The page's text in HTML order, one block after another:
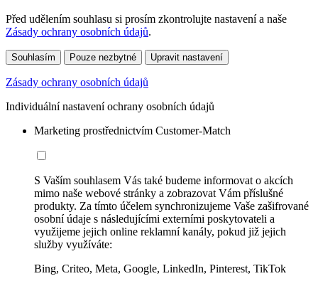
Před udělením souhlasu si prosím zkontrolujte nastavení a naše
Zásady ochrany osobních údajů.
Souhlasím Pouze nezbytné Upravit nastavení
Zásady ochrany osobních údajů
Individuální nastavení ochrany osobních údajů
Marketing prostřednictvím Customer-Match
S Vaším souhlasem Vás také budeme informovat o akcích
mimo naše webové stránky a zobrazovat Vám příslušné
produkty. Za tímto účelem synchronizujeme Vaše zašifrované
osobní údaje s následujícími externími poskytovateli a
využijeme jejich online reklamní kanály, pokud již jejich
služby využíváte:
Bing, Criteo, Meta, Google, LinkedIn, Pinterest, TikTok